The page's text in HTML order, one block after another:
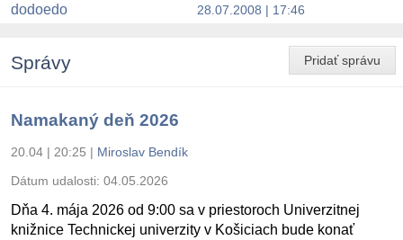
dodoedo
28.07.2008 | 17:46
Pridať správu
Správy
Namakaný deň 2026
20.04 | 20:25 | Miroslav Bendík
Dátum udalosti: 04.05.2026
Dňa 4. mája 2026 od 9:00 sa v priestoroch Univerzitnej
knižnice Technickej univerzity v Košiciach bude konať